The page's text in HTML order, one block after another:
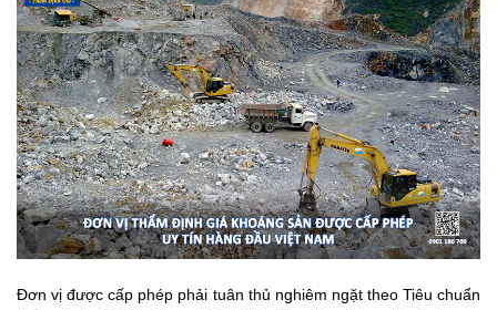
Đơn vị được cấp phép phải tuân thủ nghiêm ngặt theo Tiêu chuẩn